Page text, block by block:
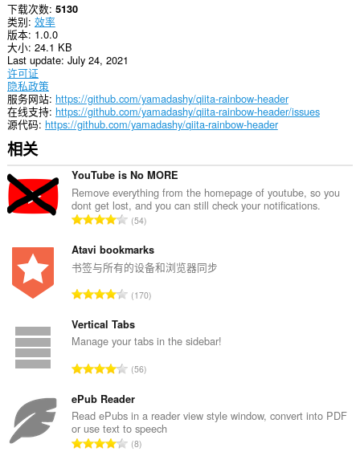
下载次数 5130
类别 效率
版本 1.0.0
大小 24.1 KB
Last update July 24, 2021
许可证
隐私政策
服务网站 https://github.com/yamadashy/qiita-rainbow-header
在线支持 https://github.com/yamadashy/qiita-rainbow-header/issues
源代码 https://github.com/yamadashy/qiita-rainbow-header
相关
YouTube is No MORE
Remove everything from the homepage of youtube, so you
dont get lost, and you can still check your notifications.
总
分
次
：
54
Atavi bookmarks
书签与所有的设备和浏览器同步
总
分
次
：
170
Vertical Tabs
Manage your tabs in the sidebar!
总
分
次
数
：
56
ePub Reader
Read ePubs in a reader view style window, convert into PDF
or use text to speech
总
8